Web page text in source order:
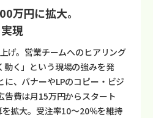
万円に拡大。
現
げ。営業チームへのヒアリング
動く」という現場の強みを発
、バナーやLPのコピー・ビジ
告費は月15万円からスタート
拡大。受注率10〜20％を維持